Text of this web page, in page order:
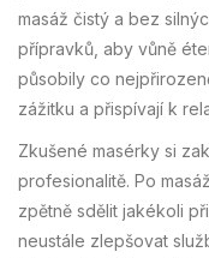
masáž čistý a bez
přípravků, aby vůně
působily co
zážitku a přispívají k
Zkušené masérky si
profesionalitě. Po
zpětně sdělit jakékoli
neustále zlepšovat